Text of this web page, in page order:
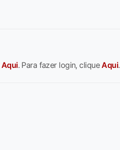
Aqui. Para fazer login, cliqueAqui.